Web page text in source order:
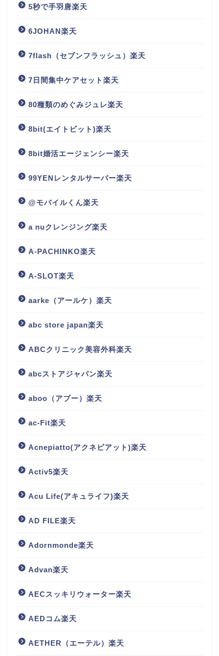
5秒で手羽唐楽天
6JOHAN楽天
7flash（セブンフラッシュ）楽天
7日間集中ケアセット楽天
80種類のめぐみジュレ楽天
8bit(エイトビット)楽天
8bit婚活エージェンシー楽天
99YENレンタルサーバー楽天
@モバイルくん楽天
a nuクレンジング楽天
A-PACHINKO楽天
A-SLOT楽天
aarke（アールケ）楽天
abc store japan楽天
ABCクリニック美容外科楽天
abcストアジャパン楽天
aboo（アブー）楽天
ac-Fit楽天
Acnepiatto(アクネピアット)楽天
Activ5楽天
Acu Life(アキュライフ)楽天
AD FILE楽天
Adornmonde楽天
Advan楽天
AECスッキリウォーター楽天
AEDコム楽天
AETHER（エーテル）楽天